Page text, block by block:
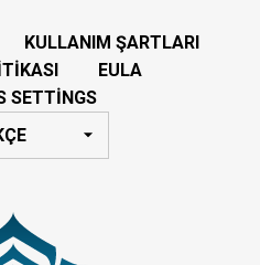
KULLANIM ŞARTLARI
EULA
SETTINGS